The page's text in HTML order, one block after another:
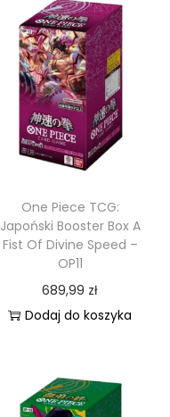
One Piece TCG:
Japoński Booster Box A
Fist Of Divine Speed –
OP11
689,99 zł
Dodaj do koszyka